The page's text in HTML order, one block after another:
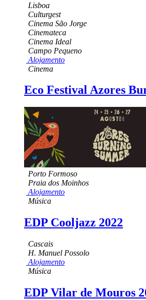
Lisboa
Culturgest
Cinema São Jorge
Cinemateca
Cinema Ideal
Campo Pequeno
Alojamento
Cinema
Eco Festival Azores
Porto Formoso
Praia dos Moinhos
Alojamento
Música
EDP Cooljazz 2022
Cascais
H. Manuel Possolo
Alojamento
Música
EDP Vilar de Mouros